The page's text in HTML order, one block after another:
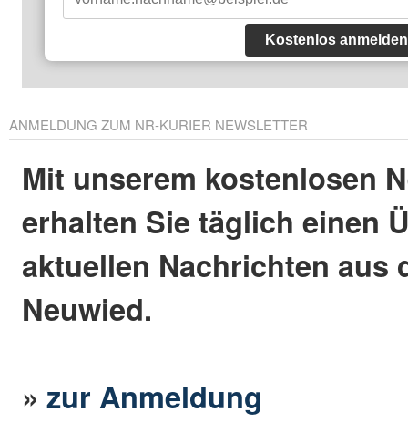
Kostenlos anmelden
ANMELDUNG ZUM NR-KURIER NEWSLETTER
Mit unserem kostenlosen
erhalten Sie täglich einen
aktuellen Nachrichten aus
Neuwied.
»zur Anmeldung